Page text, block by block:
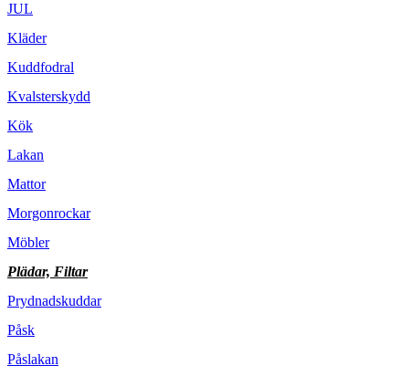
JUL
Kläder
Kuddfodral
Kvalsterskydd
Kök
Lakan
Mattor
Morgonrockar
Möbler
Plädar, Filtar
Prydnadskuddar
Påsk
Påslakan